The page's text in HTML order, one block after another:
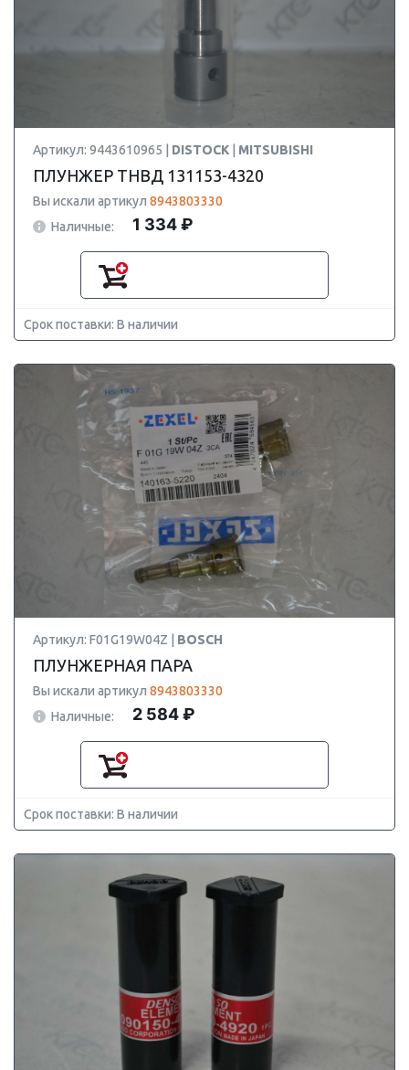
Артикул: 9443610965 | DISTOCK MITSUBISHI
ПЛУНЖЕР ТНВД 131153-4320
Вы искали артикул 8943803330
Наличные:
1 334 ₽
Срок поставки: В наличии
Артикул: F01G19W04Z | BOSCH
ПЛУНЖЕРНАЯ ПАРА
Вы искали артикул 8943803330
Наличные:
2 584 ₽
Срок поставки: В наличии